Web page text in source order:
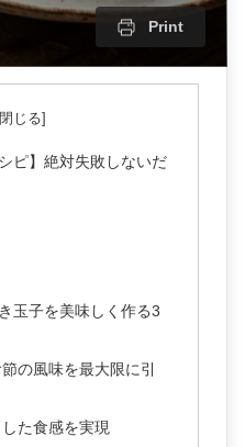
Print
ピ】絶対失敗しないだ
玉子を美味しく作る3
の風味を最大限に引
た食感を実現